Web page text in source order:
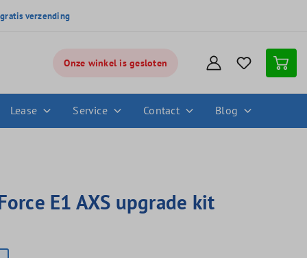
gratis verzending
Onze winkel is gesloten
Lease Service Contact Blog
E1 AXS upgrade kit